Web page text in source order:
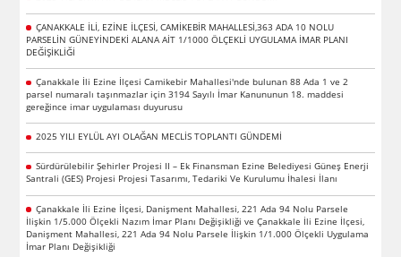
ÇANAKKALE İLİ, EZİNE İLÇESİ, CAMİKEBİR MAHALLESİ,363 ADA 10 NOLU
PARSELİN GÜNEYİNDEKİ ALANA AİT 1/1000 ÖLÇEKLİ UYGULAMA İMAR PLANI
DEĞİŞİKLİĞİ
Çanakkale İli Ezine İlçesi Camikebir Mahallesi'nde bulunan 88 Ada 1 ve 2
parsel numaralı taşınmazlar için 3194 Sayılı İmar Kanununun 18. maddesi
gereğince imar uygulaması duyurusu
2025 YILI EYLÜL AYI OLAĞAN MECLİS TOPLANTI GÜNDEMİ
Sürdürülebilir Şehirler Projesi II – Ek Finansman Ezine Belediyesi Güneş Enerji
Santrali (GES) Projesi Projesi Tasarımı, Tedariki Ve Kurulumu İhalesi İlanı
Çanakkale İli Ezine İlçesi, Danişment Mahallesi, 221 Ada 94 Nolu Parsele
İlişkin 1/5.000 Ölçekli Nazım İmar Planı Değişikliği ve Çanakkale İli Ezine İlçesi,
Danişment Mahallesi, 221 Ada 94 Nolu Parsele İlişkin 1/1.000 Ölçekli Uygulama
İmar Planı Değişikliği